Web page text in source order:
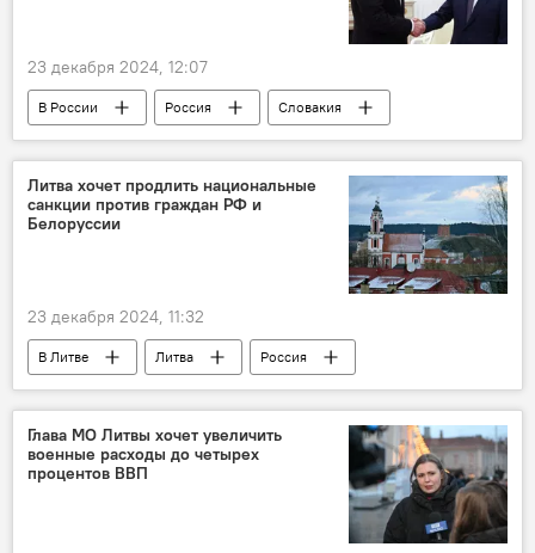
23 декабря 2024, 12:07
В России Россия
Словакия
Политика
Владимир Путин
Литва хочет продлить национальные
санкции против граждан РФ и
Белоруссии
23 декабря 2024, 11:32
В Литве Литва
Россия
Белоруссия
МИД Литвы
Глава МО Литвы хочет увеличить
военные расходы до четырех
процентов ВВП